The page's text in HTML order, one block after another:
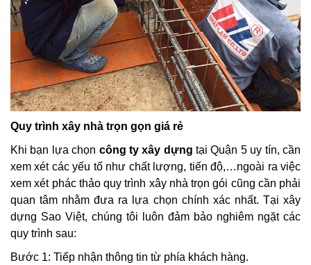
Quy trình xây nhà trọn gọn giá rẻ
Khi bạn lựa chọn công ty xây dựng tại Quận 5 uy tín, cần
xem xét các yếu tố như chất lượng, tiến độ,…ngoài ra việc
xem xét phác thảo quy trình xây nhà trọn gói cũng cần phải
quan tâm nhằm đưa ra lựa chọn chính xác nhất. Tại xây
dựng Sao Việt, chúng tôi luôn đảm bảo nghiêm ngặt các
quy trình sau:
Bước 1: Tiếp nhận thông tin từ phía khách hàng.